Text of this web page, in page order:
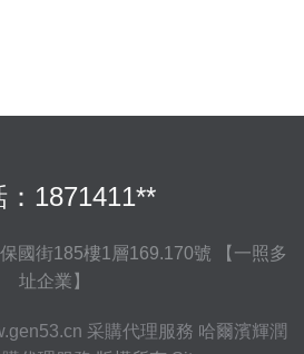
：1871411**
國街185樓1層169.170號 【一照多
址企業】
采購代理服務 哈爾濱輝潤